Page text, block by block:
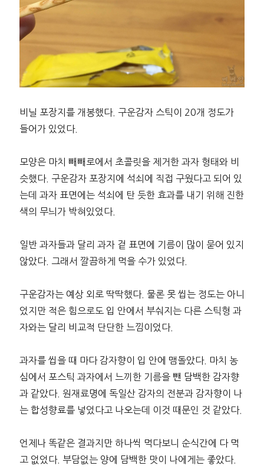
비닐 포장지를 개봉했다. 구운감자 스틱이 20개 정도가
들어가 있었다.
모양은 마치 빼빼로에서 초콜릿을 제거한 과자 형태와 비
슷했다. 구운감자 포장지에 석쇠에 직접 구웠다고 되어 있
는데 과자 표면에는 석쇠에 탄 듯한 효과를 내기 위해 진한
색의 무늬가 박혀있었다.
일반 과자들과 달리 과자 겉 표면에 기름이 많이 묻어 있지
않았다. 그래서 깔끔하게 먹을 수가 있었다.
구운감자는 예상 외로 딱딱했다. 물론 못 씹는 정도는 아니
었지만 적은 힘으로도 입 안에서 부숴지는 다른 스틱형 과
자와는 달리 비교적 단단한 느낌이었다.
과자를 씹을 때 마다 감자향이 입 안에 맴돌았다. 마치 농
심에서 포스틱 과자에서 느끼한 기름을 뺀 담백한 감자향
과 같았다. 원재료명에 독일산 감자의 전분과 감자향이 나
는 합성향료를 넣었다고 나오는데 이것 때문인 것 같았다.
언제나 똑같은 결과지만 하나씩 먹다보니 순식간에 다 먹
고 없었다. 부담없는 양에 담백한 맛이 나에게는 좋았다.